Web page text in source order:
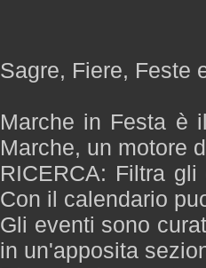
Sagre, Fiere, Feste
Marche in Festa è
Marche, un motore
RICERCA: Filtra
Con il calendario
Gli eventi sono
in un'apposita